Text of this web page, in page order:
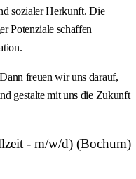
sozialer Herkunft. Die
Potenziale schaffen
freuen wir uns darauf,
gestalte mit uns die Zukunft
- m/w/d) (Bochum)